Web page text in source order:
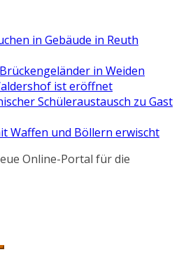
in Gebäude in Reuth
in Weiden
ist eröffnet
Schüleraustausch zu Gast
Waffen und Böllern erwischt
Online-Portal für die